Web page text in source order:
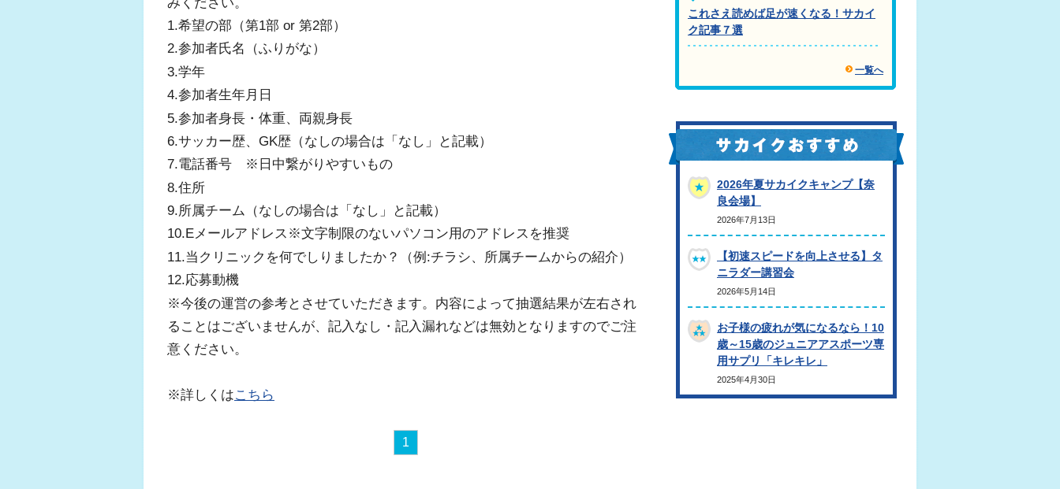
1.希望の部（第1部 or 第2部）
2.参加者氏名（ふりがな）
3.学年
4.参加者生年月日
5.参加者身長・体重、両親身長
6.サッカー歴、GK歴（なしの場合は「なし」と記載）
7.電話番号 ※日中繋がりやすいもの
8.住所
9.所属チーム（なしの場合は「なし」と記載）
10.Eメールアドレス※文字制限のないパソコン用のアドレスを推奨
11.当クリニックを何でしりましたか？（例:チラシ、所属チームからの紹介）
12.応募動機
※今後の運営の参考とさせていただきます。内容によって抽選結果が左右され
ることはございませんが、記入なし・記入漏れなどは無効となりますのでご注
意ください。
※詳しくはこちら
1
これさえ読めば足が速くなる！サカイ
ク記事７選
一覧へ
2026年夏サカイクキャンプ【奈
良会場】
2026年7月13日
【初速スピードを向上させる】タ
ニラダー講習会
2026年5月14日
お子様の疲れが気になるなら！10
歳～15歳のジュニアアスポーツ専
用サプリ「キレキレ」
2025年4月30日